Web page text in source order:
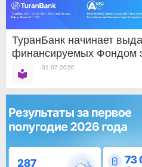
ТуранБанк начинает
финансируемых Фондом
31.07.2026